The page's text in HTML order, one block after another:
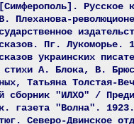
Плеханова-
Пг. Лукоморье.
украинских
стихи А. Блока, В.
Татьяна Толстая-
сборник "ИЛХО" /
газета "Волна".
Северо-Двинское